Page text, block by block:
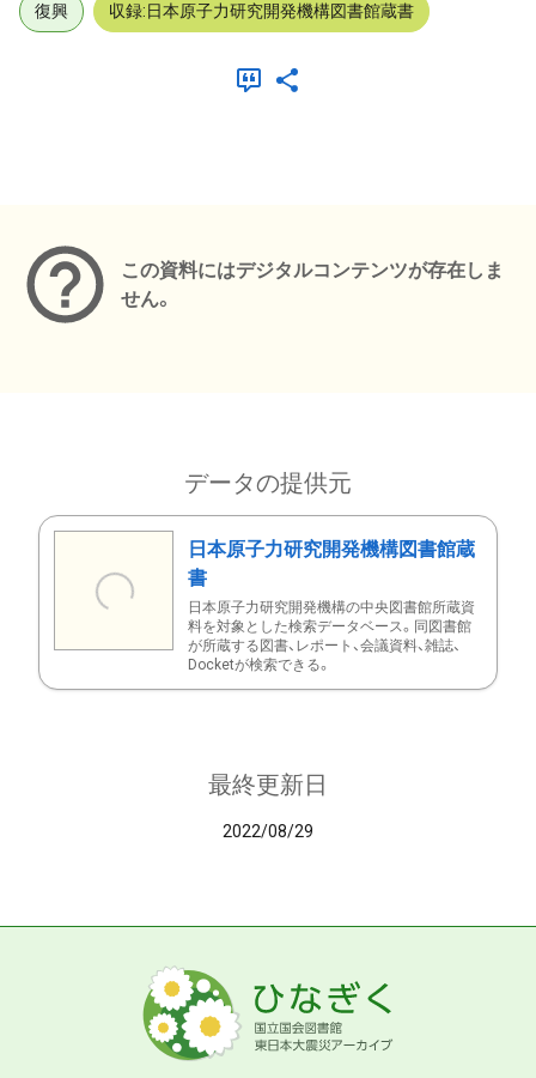
復興 収録:日本原子力研究開発機構図書館蔵書
この資料にはデジタルコンテンツが存在しま
せん。
データの提供元
日本原子力研究開発機構図書館蔵
書
日本原子力研究開発機構の中央図書館所蔵資
料を対象とした検索データベース。同図書館
が所蔵する図書、レポート、会議資料、雑誌、
Docketが検索できる。
最終更新日
2022/08/29